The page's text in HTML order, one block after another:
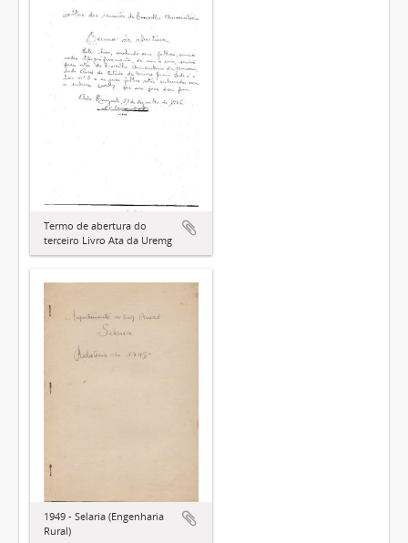
Termo de abertura do
terceiro Livro Ata da Uremg
1949 - Selaria (Engenharia
Rural)